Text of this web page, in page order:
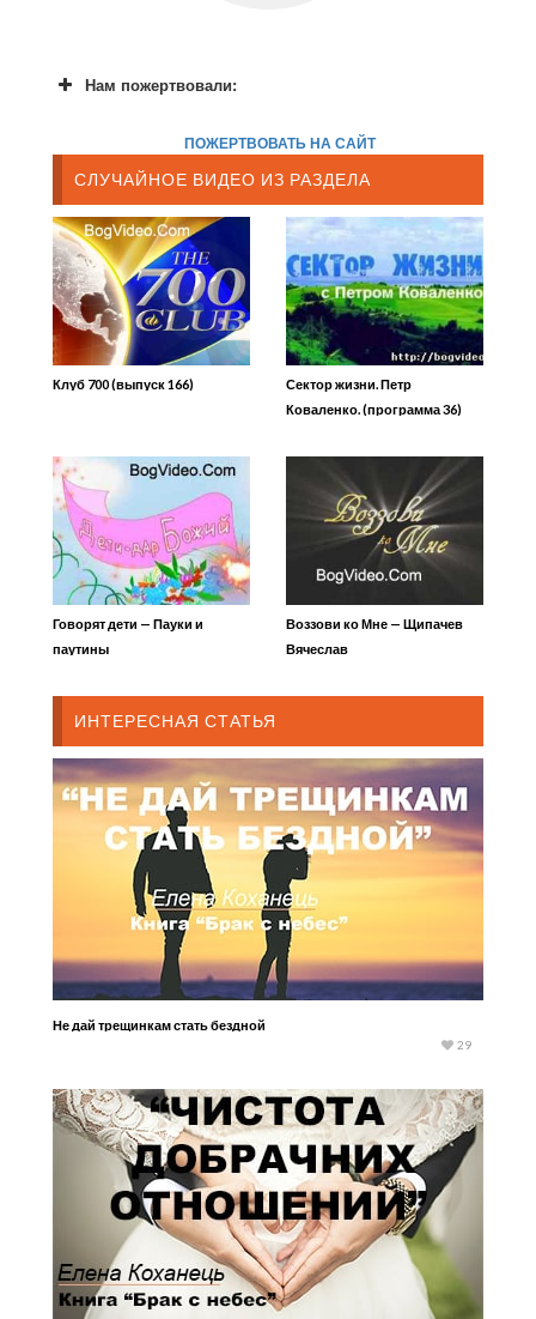
Нам пожертвовали:
ПОЖЕРТВОВАТЬ НА САЙТ
СЛУЧАЙНОЕ ВИДЕО ИЗ РАЗДЕЛА
Клуб 700 (выпуск 166)
Сектор жизни. Петр
Коваленко. (программа 36)
Говорят дети — Пауки и
паутины
Воззови ко Мне — Щипачев
Вячеслав
ИНТЕРЕСНАЯ СТАТЬЯ
Не дай трещинкам стать бездной
29